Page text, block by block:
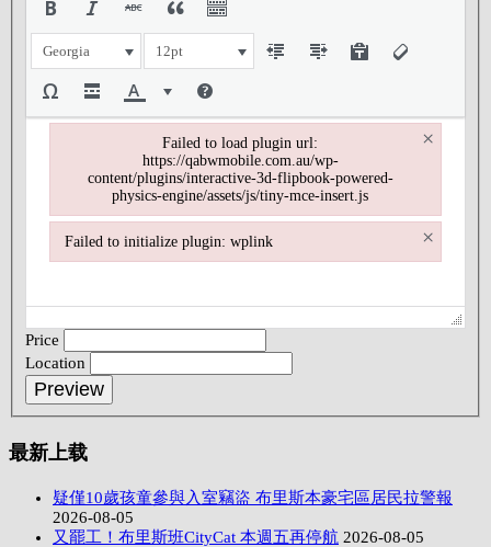
Georgia 12pt
Price
Location
最新上载
疑僅10歲孩童參與入室竊盜 布里斯本豪宅區居民拉警報
2026-08-05
又罷工！布里斯班CityCat 本週五再停航 2026-08-05
Failed to load plugin url:
https://qabwmobile.com.au/wp-
content/plugins/interactive-3d-flipbook-powered-
physics-engine/assets/js/tiny-mce-insert.js
×
Failed to load plugin url: https://qabwmobile.com.au/wp-content/
Failed to initialize plugin: wplink
×
Failed to initialize plugin: wplink